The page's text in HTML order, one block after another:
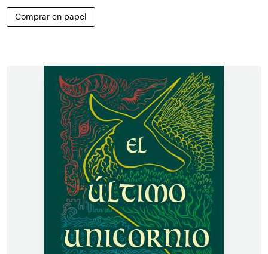
Comprar en papel